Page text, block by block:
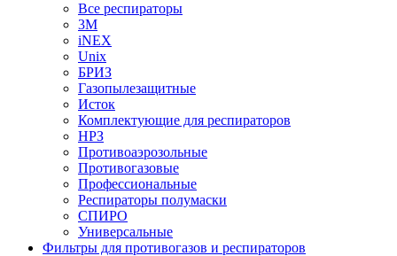
Все респираторы
3М
iNEX
Unix
БРИЗ
Газопылезащитные
Исток
Комплектующие для респираторов
НРЗ
Противоаэрозольные
Противогазовые
Профессиональные
Респираторы полумаски
СПИРО
Универсальные
Фильтры для противогазов и респираторов